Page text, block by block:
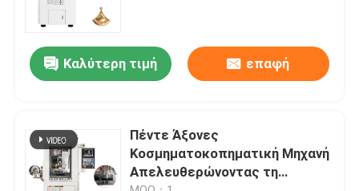
Επικοινωνήστε μαζί μας
Ειδήσεις
Υποθέσεις
Μπλογκ
Καλύτερη τιμή επαφή
Πέντε Άξονες
Κοσμηματοκοπηματική Μηχανή
Απελευθερώνοντας τη